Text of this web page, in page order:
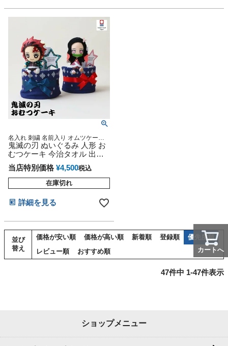
ン バレンタイン 七五三 初節
句 子供の日 ギフトセット 人
名入れ 刺繍 名前入り オムツケーキ
男の子 女の子 乳幼児 ベビー 送料無
料 ギフト キメツ
鬼滅の刃 ぬいぐるみ 人形 お
むつケーキ 今治タオル 出産
祝い
当店特別価格 ¥4,500税込
在庫切れ
詳細を見る
並び
替え
価格が安い順 価格が高い順 新着順 登録順
優先度順
レビュー順
おすすめ順
47件中 1-47件表示
カートへ
ショップメニュー